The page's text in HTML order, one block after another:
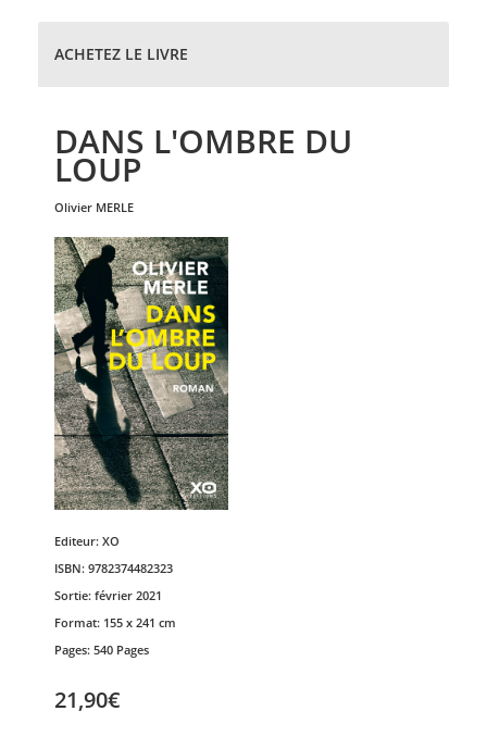
ACHETEZ LE LIVRE
DANS L'OMBRE DU
LOUP
olivier MERLE
Editeur: XO
ISBN: 9782374482323
Sortie: février 2021
Format: 155 x 241 cm
Pages: 540 Pages
21,90€